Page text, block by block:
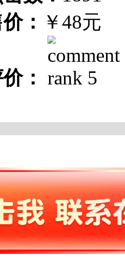
： ￥48元
：